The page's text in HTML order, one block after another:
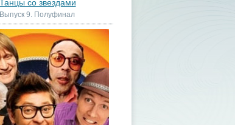
Танцы со звездами
Выпуск 9. Полуфинал